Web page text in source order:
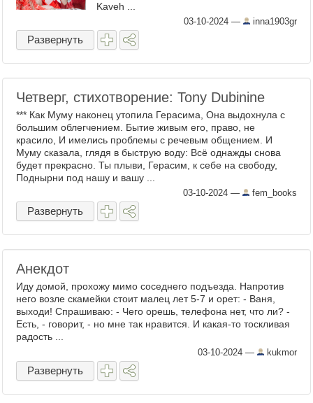
Kaveh ...
03-10-2024 — inna1903gr
Развернуть
Четверг, стихотворение: Tony Dubinine
*** Как Муму наконец утопила Герасима, Она выдохнула с
большим облегчением. Бытие живым его, право, не
красило, И имелись проблемы с речевым общением. И
Муму сказала, глядя в быструю воду: Всё однажды снова
будет прекрасно. Ты плыви, Герасим, к себе на свободу,
Поднырни под нашу и вашу ...
03-10-2024 — fem_books
Развернуть
Анекдот
Иду домой, прохожу мимо соседнего подъезда. Напротив
него возле скамейки стоит малец лет 5-7 и орет: - Ваня,
выходи! Спрашиваю: - Чего орешь, телефона нет, что ли? -
Есть, - говорит, - но мне так нравится. И какая-то тоскливая
радость ...
03-10-2024 — kukmor
Развернуть